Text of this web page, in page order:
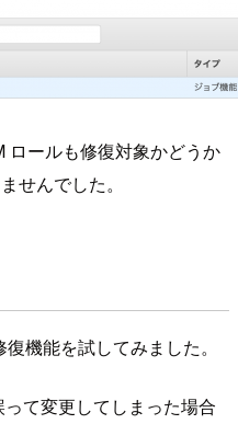
ロールも修復対象かどうか
せんでした。
機能を試してみました。
て変更してしまった場合